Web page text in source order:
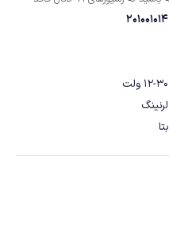
201001014
12-30 ولت
لرنینگ
بتا